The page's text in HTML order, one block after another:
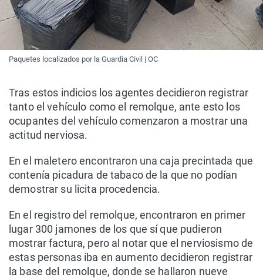
Paquetes localizados por la Guardia Civil | OC
Tras estos indicios los agentes decidieron registrar
tanto el vehículo como el remolque, ante esto los
ocupantes del vehículo comenzaron a mostrar una
actitud nerviosa.
En el maletero encontraron una caja precintada que
contenía picadura de tabaco de la que no podían
demostrar su licita procedencia.
En el registro del remolque, encontraron en primer
lugar 300 jamones de los que sí que pudieron
mostrar factura, pero al notar que el nerviosismo de
estas personas iba en aumento decidieron registrar
la base del remolque, donde se hallaron nueve